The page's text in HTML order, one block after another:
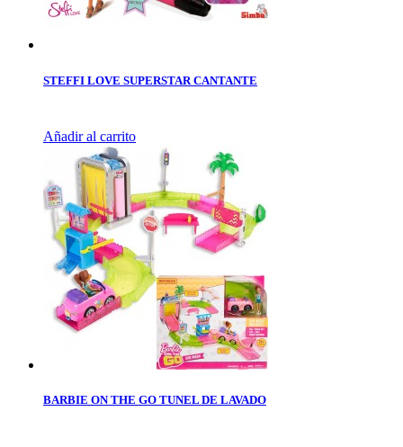
STEFFI LOVE SUPERSTAR CANTANTE
Añadir al carrito
BARBIE ON THE GO TUNEL DE LAVADO